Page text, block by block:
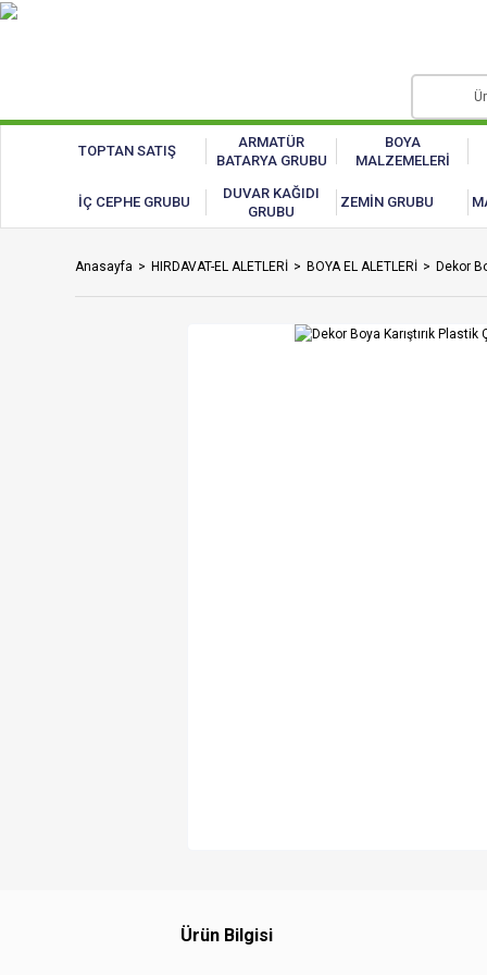
TOPTAN SATIŞ
ARMATÜR
BATARYA GRUBU
BOYA
MALZEMELERİ
İÇ CEPHE GRUBU
DUVAR KAĞIDI
GRUBU
ZEMİN GRUBU
Anasayfa HIRDAVAT-EL ALETLERİ BOYA EL ALETLERİ Dekor
Ürün Bilgisi